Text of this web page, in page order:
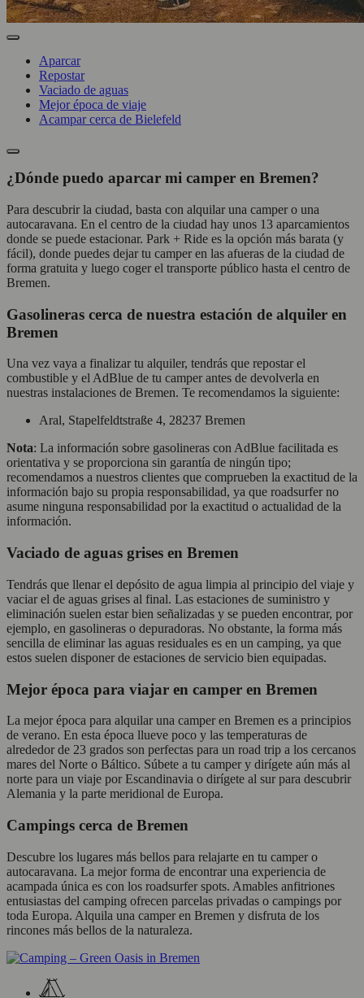
Aparcar
Repostar
Vaciado de aguas
Mejor época de viaje
Acampar cerca de Bielefeld
¿Dónde puedo aparcar mi camper en Bremen?
Para descubrir la ciudad, basta con alquilar una camper o una
autocaravana. En el centro de la ciudad hay unos 13 aparcamientos
donde se puede estacionar. Park + Ride es la opción más barata (y
fácil), donde puedes dejar tu camper en las afueras de la ciudad de
forma gratuita y luego coger el transporte público hasta el centro de
Bremen.
Gasolineras cerca de nuestra estación de alquiler en
Bremen
Una vez vaya a finalizar tu alquiler, tendrás que repostar el
combustible y el AdBlue de tu camper antes de devolverla en
nuestras instalaciones de Bremen. Te recomendamos la siguiente:
Aral, Stapelfeldtstraße 4, 28237 Bremen
Nota: La información sobre gasolineras con AdBlue facilitada es
orientativa y se proporciona sin garantía de ningún tipo;
recomendamos a nuestros clientes que comprueben la exactitud de la
información bajo su propia responsabilidad, ya que roadsurfer no
asume ninguna responsabilidad por la exactitud o actualidad de la
información.
Vaciado de aguas grises en Bremen
Tendrás que llenar el depósito de agua limpia al principio del viaje y
vaciar el de aguas grises al final. Las estaciones de suministro y
eliminación suelen estar bien señalizadas y se pueden encontrar, por
ejemplo, en gasolineras o depuradoras. No obstante, la forma más
sencilla de eliminar las aguas residuales es en un camping, ya que
estos suelen disponer de estaciones de servicio bien equipadas.
Mejor época para viajar en camper en Bremen
La mejor época para alquilar una camper en Bremen es a principios
de verano. En esta época llueve poco y las temperaturas de
alrededor de 23 grados son perfectas para un road trip a los cercanos
mares del Norte o Báltico. Súbete a tu camper y dirígete aún más al
norte para un viaje por Escandinavia o dirígete al sur para descubrir
Alemania y la parte meridional de Europa.
Campings cerca de Bremen
Descubre los lugares más bellos para relajarte en tu camper o
autocaravana. La mejor forma de encontrar una experiencia de
acampada única es con los roadsurfer spots. Amables anfitriones
entusiastas del camping ofrecen parcelas privadas o campings por
toda Europa. Alquila una camper en Bremen y disfruta de los
rincones más bellos de la naturaleza.